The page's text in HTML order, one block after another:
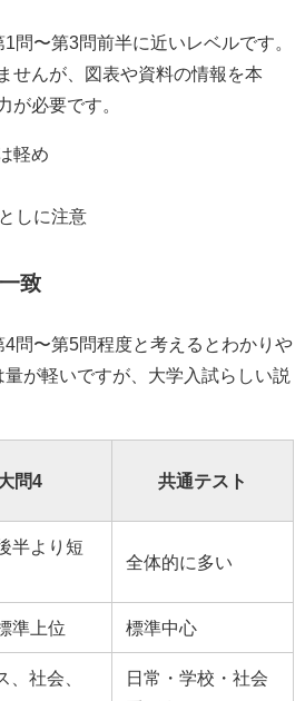
問〜第3問前半に近いレベルです。
せんが、図表や資料の情報を本
が必要です。
軽め
しに注意
致
問〜第5問程度と考えるとわかりや
が軽いですが、大学入試らしい説
問4 共通テスト
半より短
全体的に多い
準上位 標準中心
、社会、
日常・学校・社会